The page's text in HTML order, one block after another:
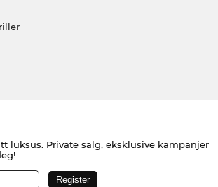
luksus. Private salg, eksklusive kampanjer